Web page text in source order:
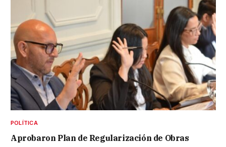
POLÍTICA
Aprobaron Plan de Regularización de Obras